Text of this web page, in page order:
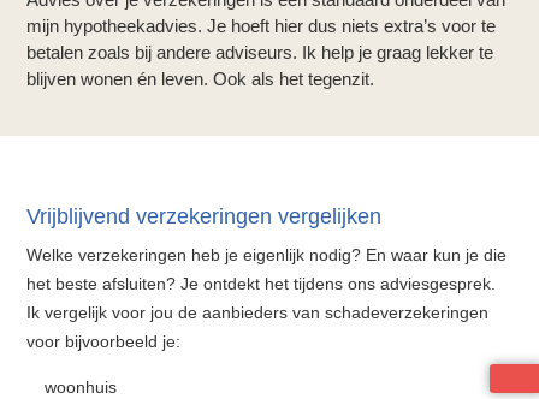
mijn hypotheekadvies. Je hoeft hier dus niets extra’s voor te
betalen zoals bij andere adviseurs. Ik help je graag lekker te
blijven wonen én leven. Ook als het tegenzit.
Vrijblijvend verzekeringen vergelijken
Welke verzekeringen heb je eigenlijk nodig? En waar kun je die
het beste afsluiten? Je ontdekt het tijdens ons adviesgesprek.
Ik vergelijk voor jou de aanbieders van schadeverzekeringen
voor bijvoorbeeld je:
woonhuis